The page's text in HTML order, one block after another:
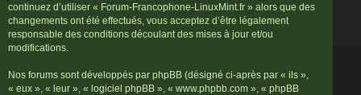
continuez d’utiliser « Forum-Francophone-LinuxMint.fr » alors que des
changements ont été effectués, vous acceptez d’être légalement
responsable des conditions découlant des mises à jour et/ou
modifications.
Nos forums sont développés par phpBB (désigné ci-après par « ils »,
« eux », « leur », « logiciel phpBB », « www.phpbb.com », « phpBB